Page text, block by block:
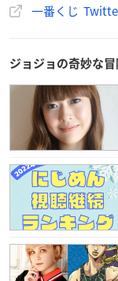
TVアニメ「ジョ
nime
— 一番くじ（
10, 2022
一番くじ
ジョジョの奇妙な